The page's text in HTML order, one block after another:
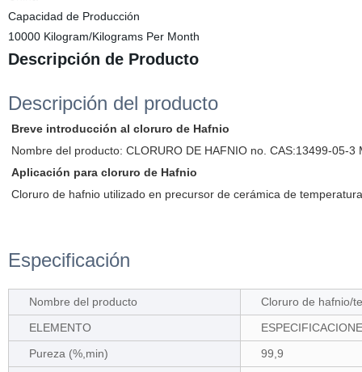
Capacidad de Producción
10000 Kilogram/Kilograms Per Month
Descripción de Producto
Descripción del producto
Breve introducción al cloruro de Hafnio
Nombre del producto: CLORURO DE HAFNIO no. CAS:13499-
Aplicación paracloruro de Hafnio
Cloruro de hafnio utilizado en precursor de cerámica de
Especificación
Nombre del producto
Cloruro de hafnio/
ELEMENTO
Pureza (%,min)
99,9